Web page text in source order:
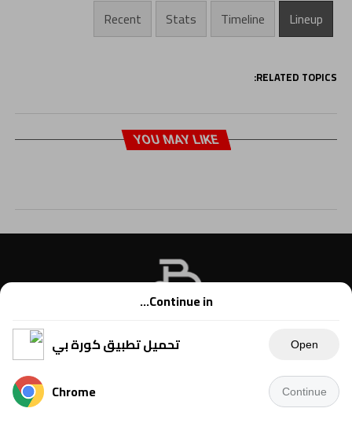
Lineup
Timeline
Stats
Recent
RELATED TOPICS:
YOU MAY LIKE
Copyright © 2021 Kora B, powered by Ahmednet.info
Continue in...
تحميل تطبيق كورة بي
Open
Chrome Continue